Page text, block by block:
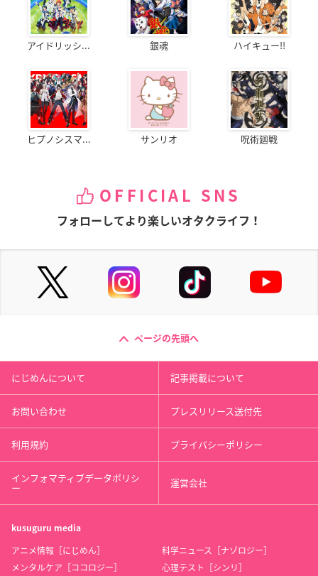
アイドリッシ... 銀魂 ハイキュー!!
ヒプノシスマ... サンリオ 呪術廻戦
OFFICIAL SNS
フォローしてより楽しいオタクライフ！
ページの先頭へ
にじめんについて 記事掲載について
お問い合わせ プレスリリース送付先
利用規約 プライバシーポリシー
インフォマティブデータポリシ
ー 運営会社
kusuguru media
アニメ情報［にじめん］
科学ニュース［ナゾロジー］
メンタルケア［ココロジー］
心理テスト［シンリ］